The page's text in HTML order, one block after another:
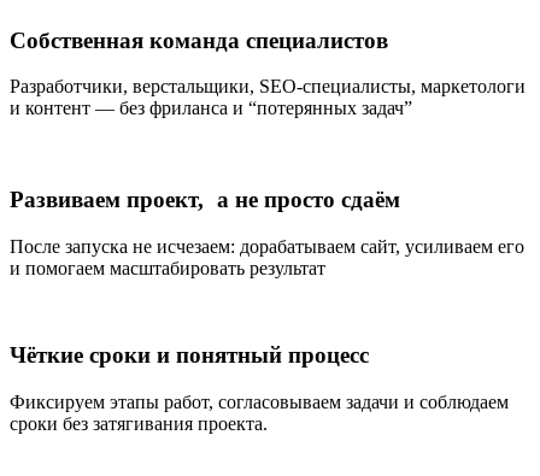
Собственная команда специалистов
Разработчики, верстальщики, SEO-специалисты, маркетологи
и контент — без фриланса и “потерянных задач”
Развиваем проект, а не просто сдаём
После запуска не исчезаем: дорабатываем сайт, усиливаем его
и помогаем масштабировать результат
Чёткие сроки и понятный процесс
Фиксируем этапы работ, согласовываем задачи и соблюдаем
сроки без затягивания проекта.